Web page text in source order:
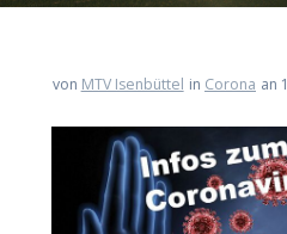
von MTV Isenbüttel in Corona an